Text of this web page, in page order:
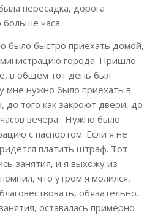
пересадка, дорога
часа.
было быстро приехать домой,
города. Пришло
в общем тот день был
мне нужно было приехать в
до того как закроют двери, до
вечера. Нужно было
с паспортом. Если я не
платить штраф. Тот
занятия, и я выхожу из
что утром я молился,
обязательно.
оставалась примерно